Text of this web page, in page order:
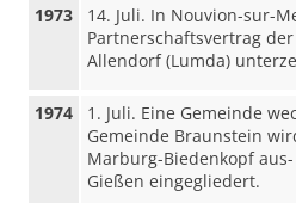
1973
14. Juli. In Nouvion-sur-
Partnerschaftsvertrag
Allendorf (Lumda)
1974
1. Juli. Eine Gemeinde
Gemeinde Braunstein
Marburg-Biedenkopf
Gießen eingegliedert.